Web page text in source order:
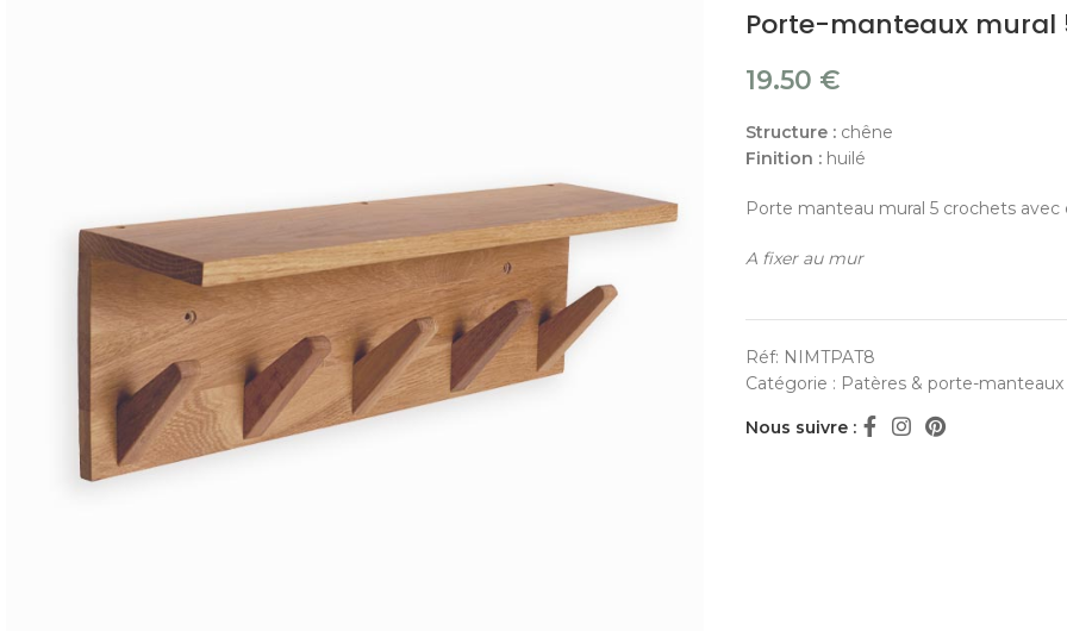
Porte-manteaux mural
19.50 €
Structure :chêne
Finition :huilé
Porte manteau mural 5 crochets avec
A fixer au mur
Réf: NIMTPAT8
Catégorie : Patères & porte-manteaux
Nous suivre :